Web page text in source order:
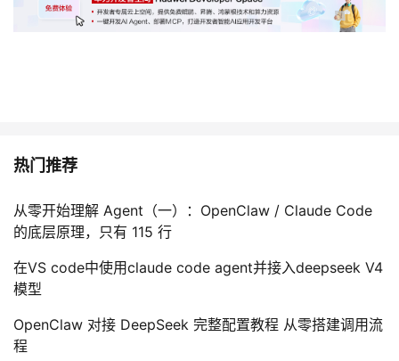
热门推荐
从零开始理解 Agent（一）：OpenClaw / Claude Code
的底层原理，只有 115 行
在VS code中使用claude code agent并接入deepseek V4
模型
OpenClaw 对接 DeepSeek 完整配置教程 从零搭建调用流
程